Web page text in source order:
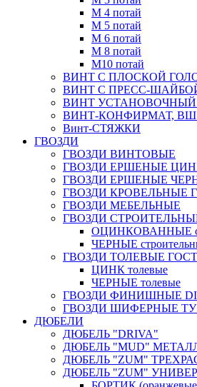
М 4 потай
М 5 потай
М 6 потай
М 8 потай
М10 потай
ВИНТ С ПЛОСКОЙ
ВИНТ С ПРЕСС-ШАЙБОЙ
ВИНТ УСТАНОВОЧНЫЙ
ВИНТ-КОНФИРМАТ, ВШ
Винт-СТЯЖКИ
ГВОЗДИ
ГВОЗДИ ВИНТОВЫЕ
ГВОЗДИ ЕРШЕНЫЕ
ГВОЗДИ ЕРШЕНЫЕ
ГВОЗДИ КРОВЕЛЬНЫЕ
ГВОЗДИ МЕБЕЛЬНЫЕ
ГВОЗДИ
ОЦИНКОВАННЫЕ
ЧЕРНЫЕ
ГВОЗДИ ТОЛЕВЫЕ ГОСТ
ЦИНК толевые
ЧЕРНЫЕ толевые
ГВОЗДИ ФИНИШНЫЕ
ГВОЗДИ ШИФЕРНЫЕ ТУ
ДЮБЕЛИ
ДЮБЕЛЬ "DRIVA"
ДЮБЕЛЬ "MUD"
ДЮБЕЛЬ "ZUM"
ДЮБЕЛЬ "ZUM"